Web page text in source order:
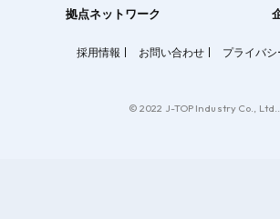
拠点ネットワーク
採用情報 お問い合わせ プライバ
© 2022 J-TOP Industry Co., Ltd..